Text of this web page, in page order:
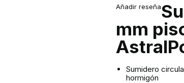
Añadir reseña
mm
Sumidero
hormigón